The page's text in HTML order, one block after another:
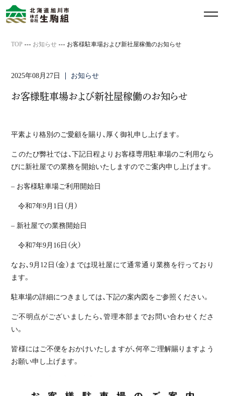
TOP お知らせ お客様駐車場および新社屋稼働のお知らせ
2025年08月27日 お知らせ
お客様駐車場および新社屋稼働のお知らせ
平素より格別のご愛顧を賜り、厚く御礼申し上げます。
このたび弊社では、下記日程よりお客様専用駐車場のご利用なら
びに新社屋での業務を開始いたしますのでご案内申し上げます。
– お客様駐車場ご利用開始日
令和7年9月1日（月）
– 新社屋での業務開始日
令和7年9月16日（火）
なお、9月12日（金）までは現社屋にて通常通り業務を行っており
ます。
駐車場の詳細につきましては、下記の案内図をご参照ください。
ご不明点がございましたら、管理本部までお問い合わせくださ
い。
皆様にはご不便をおかけいたしますが、何卒ご理解賜りますよう
お願い申し上げます。